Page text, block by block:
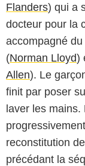
Flanders) qui a
docteur pour la
accompagné
(Norman Lloyd)
Allen). Le
finit par poser
laver les mains.
reconstitution
précédant la